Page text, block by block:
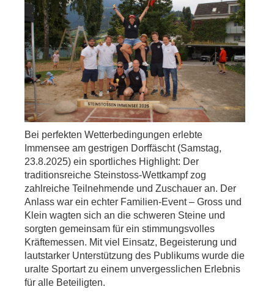
Bei perfekten Wetterbedingungen erlebte
Immensee am gestrigen Dorffäscht (Samstag,
23.8.2025) ein sportliches Highlight: Der
traditionsreiche Steinstoss-Wettkampf zog
zahlreiche Teilnehmende und Zuschauer an. Der
Anlass war ein echter Familien-Event – Gross und
Klein wagten sich an die schweren Steine und
sorgten gemeinsam für ein stimmungsvolles
Kräftemessen. Mit viel Einsatz, Begeisterung und
lautstarker Unterstützung des Publikums wurde die
uralte Sportart zu einem unvergesslichen Erlebnis
für alle Beteiligten.